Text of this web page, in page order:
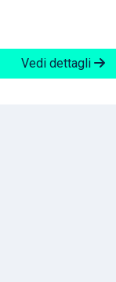
Vedi dettagli